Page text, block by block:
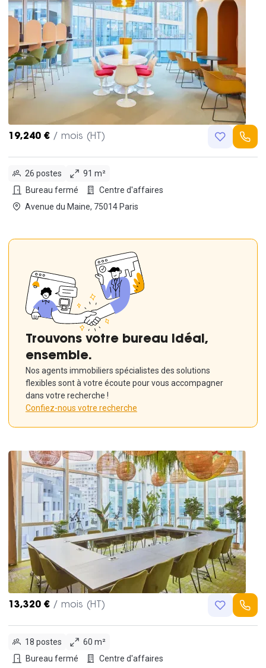
19,240 € / mois (HT)
26 postes
91 m²
Bureau fermé
Centre d'affaires
Avenue du Maine, 75014 Paris
Trouvons votre bureau idéal,
ensemble.
Nos agents immobiliers spécialistes des solutions
flexibles sont à votre écoute pour vous accompagner
dans votre recherche !
Confiez-nous votre recherche
13,320 € / mois (HT)
18 postes
60 m²
Bureau fermé
Centre d'affaires